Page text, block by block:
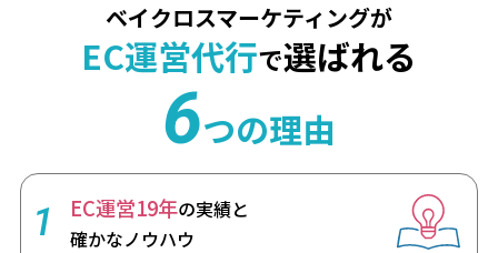
ベイクロスマーケティングが
EC運営代行で選ばれる
6つの理由
1 EC運営19年の実績と
確かなノウハウ